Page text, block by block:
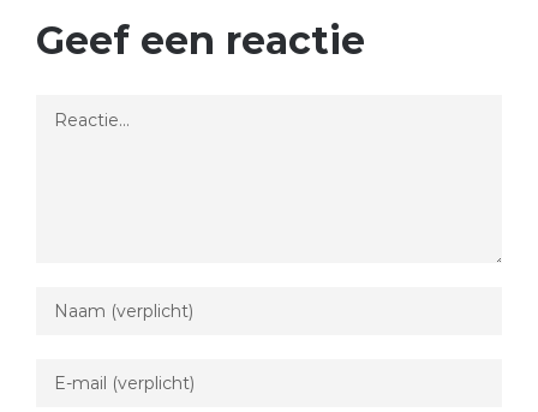
Geef een reactie